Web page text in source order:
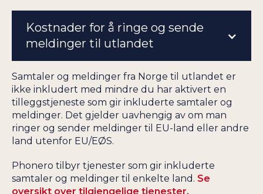
Kostnader for å ringe og sende
meldinger til utlandet
Samtaler og meldinger fra Norge til utlandet er
ikke inkludert med mindre du har aktivert en
tilleggstjeneste som gir inkluderte samtaler og
meldinger. Det gjelder uavhengig av om man
ringer og sender meldinger til EU-land eller andre
land utenfor EU/EØS.
Phonero tilbyr tjenester som gir inkluderte
samtaler og meldinger til enkelte land. Se
oversikt over tilgjengelige tjenester.